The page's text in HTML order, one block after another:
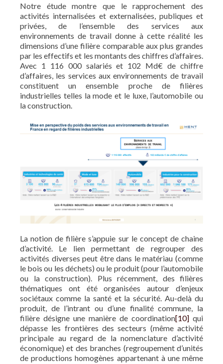
Notre étude montre que le rapprochement des
activités internalisées et externalisées, publiques et
privées, de l’ensemble des services aux
environnements de travail donne à cette réalité les
dimensions d’une filière comparable aux plus grandes
par les effectifs et les montants des chiffres d’affaires.
Avec 1 116 000 salariés et 102 Md€ de chiffre
d’affaires, les services aux environnements de travail
constituent un ensemble proche de filières
industrielles telles la mode et le luxe, l’automobile ou
la construction.
La notion de filière s’appuie sur le concept de chaine
d’activité. Le lien permettant de regrouper des
activités diverses peut être dans le matériau (comme
le bois ou les déchets) ou le produit (pour l’automobile
ou la construction). Plus récemment, des filières
thématiques ont été organisées autour d’enjeux
sociétaux comme la santé et la sécurité. Au-delà du
produit, de l’intrant ou d’une finalité commune, la
filière désigne une manière de coordination[10] qui
dépasse les frontières des secteurs (même activité
principale au regard de la nomenclature d’activité
économique) et des branches (regroupement d’unités
de productions homogènes appartenant à une même